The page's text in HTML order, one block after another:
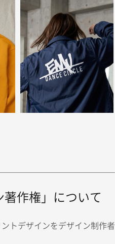
作権」について
トデザインをデザイン制作者